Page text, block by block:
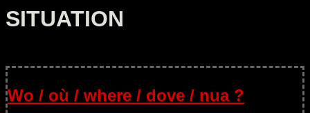
SITUATION
Wo / où / where / dove / nua ?